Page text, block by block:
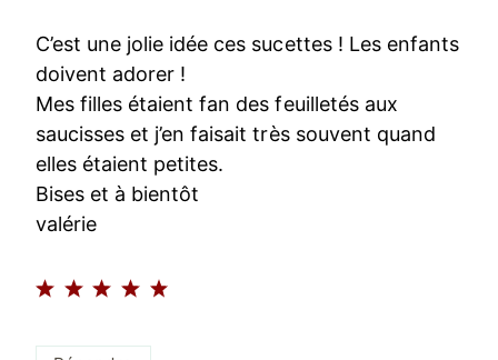
C’est une jolie idée ces sucettes ! Les enfants
doivent adorer !
Mes filles étaient fan des feuilletés aux
saucisses et j’en faisait très souvent quand
elles étaient petites.
Bises et à bientôt
valérie